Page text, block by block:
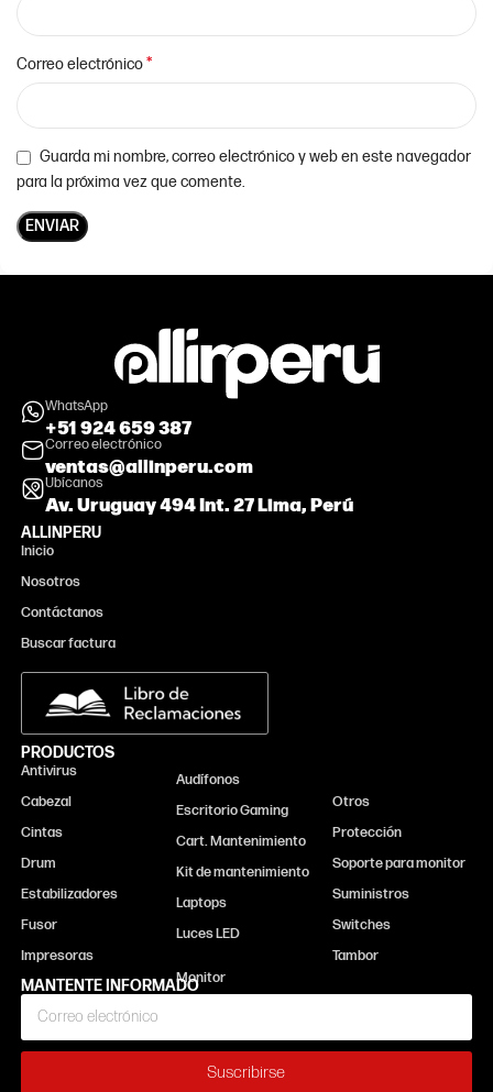
Correo electrónico*
Guarda mi nombre, correo electrónico y web en este navegador
para la próxima vez que comente.
WhatsApp
+51 924 659 387
Correo electrónico
ventas@allinperu.com
Ubícanos
Av. Uruguay 494 Int. 27 Lima, Perú
ALLINPERU
Inicio
Nosotros
Contáctanos
Buscar factura
PRODUCTOS
Antivirus
Cabezal
Cintas
Drum
Estabilizadores
Fusor
Impresoras
Audífonos
Escritorio Gaming
Cart. Mantenimiento
Kit de mantenimiento
Laptops
Luces LED
Otros
Protección
Soporte para monitor
Suministros
Switches
Tambor
MANTENTE INFORMADO
Suscribirse